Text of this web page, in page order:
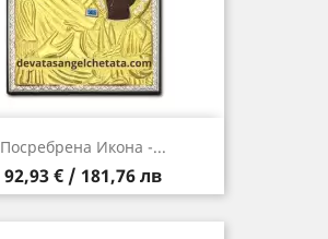
Посребрена Икона -...
Цена
92,93 € / 181,76 лв